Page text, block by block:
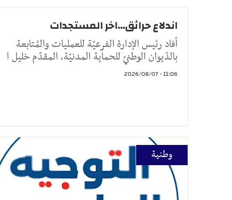
اندلاع حرائق...اخر المستجدات
أفاد رئيس الإدارة الفرعيّة للعمليات والمُتابعة
بالدّيوان الوطنيّ للحماية المدنيّة، المقدّم خليل ا
11:06 - 2026/08/07
وطنية